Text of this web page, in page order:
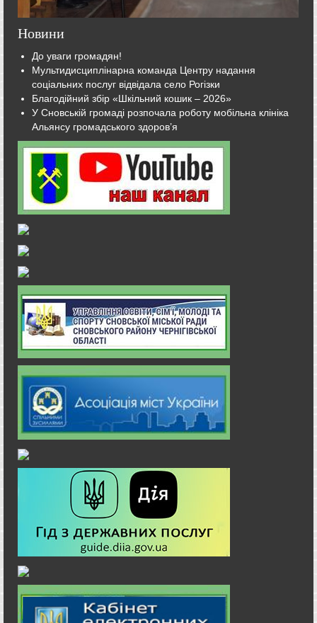
Новини
До уваги громадян!
Мультидисциплінарна команда Центру надання
соціальних послуг відвідала село Рогізки
Благодійний збір «Шкільний кошик – 2026»
У Сновській громаді розпочала роботу мобільна клініка
Альянсу громадського здоров’я